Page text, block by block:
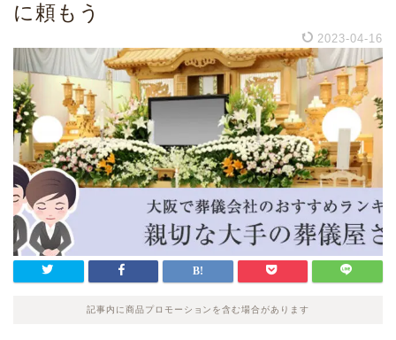
に頼もう
2023-04-16
記事内に商品プロモーションを含む場合があります